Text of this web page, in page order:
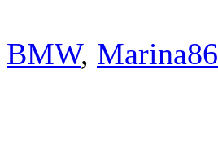
BMW, Marina86